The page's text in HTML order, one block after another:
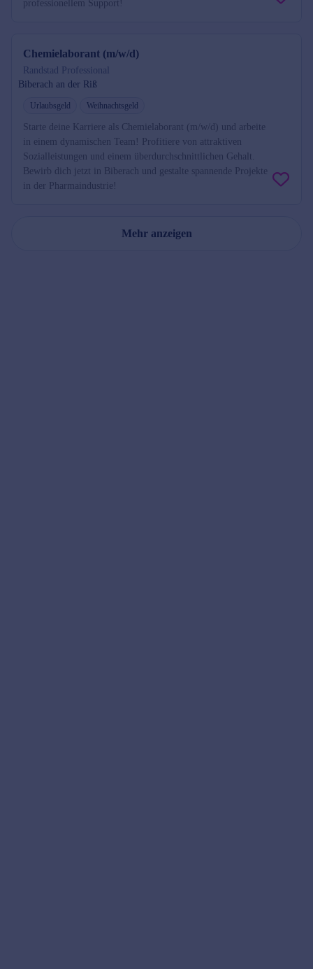
professionellem Support!
Chemielaborant (m/w/d)
Randstad Professional
Biberach an der Riß
Urlaubsgeld Weihnachtsgeld
Starte deine Karriere als Chemielaborant (m/w/d) und arbeite
in einem dynamischen Team! Profitiere von attraktiven
Sozialleistungen und einem überdurchschnittlichen Gehalt.
Bewirb dich jetzt in Biberach und gestalte spannende Projekte
in der Pharmaindustrie!
Mehr anzeigen